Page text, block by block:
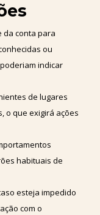
conta para
ou
indicar
de lugares
o que exigirá ações
habituais de
esteja impedido
com o